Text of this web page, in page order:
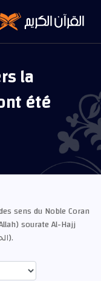
la
été
sens du Noble Coran
sourate Al-Hajj
verset 24 (Al-Hajj - الحج).